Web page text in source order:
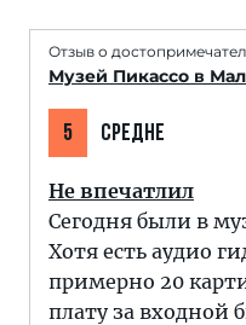
Отзыв о
Музей Пикассо в
5 СРЕДНЕ
Не впечатлил
Сегодня были в
Хотя есть аудио
примерно 20
плату за входной